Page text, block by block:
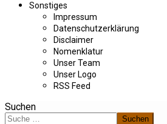
Sonstiges
Impressum
Datenschutzerklärung
Disclaimer
Nomenklatur
Unser Team
Unser Logo
RSS Feed
Suchen
Suchen